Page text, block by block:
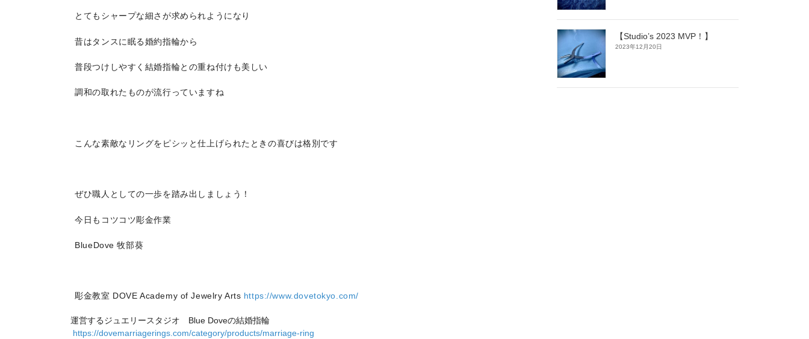
とてもシャープな細さが求められようになり
昔はタンスに眠る婚約指輪から
普段つけしやすく結婚指輪との重ね付けも美しい
調和の取れたものが流行っていますね
こんな素敵なリングをピシッと仕上げられたときの喜びは格別です
ぜひ職人としての一歩を踏み出しましょう！
今日もコツコツ彫金作業
BlueDove 牧部葵
彫金教室 DOVE Academy of Jewelry Arts https://www.dovetokyo.com/
運営するジュエリースタジオ Blue Doveの結婚指輪
https://dovemarriagerings.com/category/products/marriage-ring
【Studio’s 2023 MVP！】
2023年12月20日